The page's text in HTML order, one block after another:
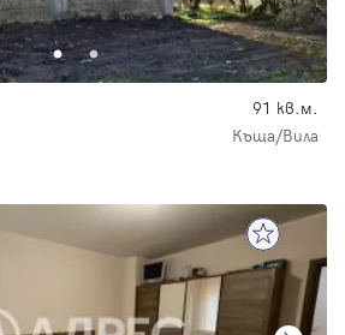
91 кв.м.
Къща/Вила
Забравена парола